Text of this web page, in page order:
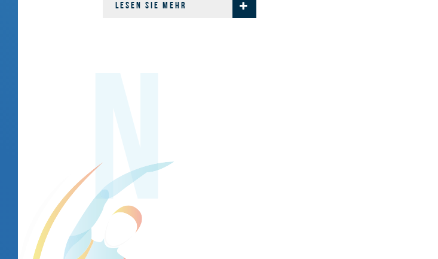
LESEN SIE MEHR